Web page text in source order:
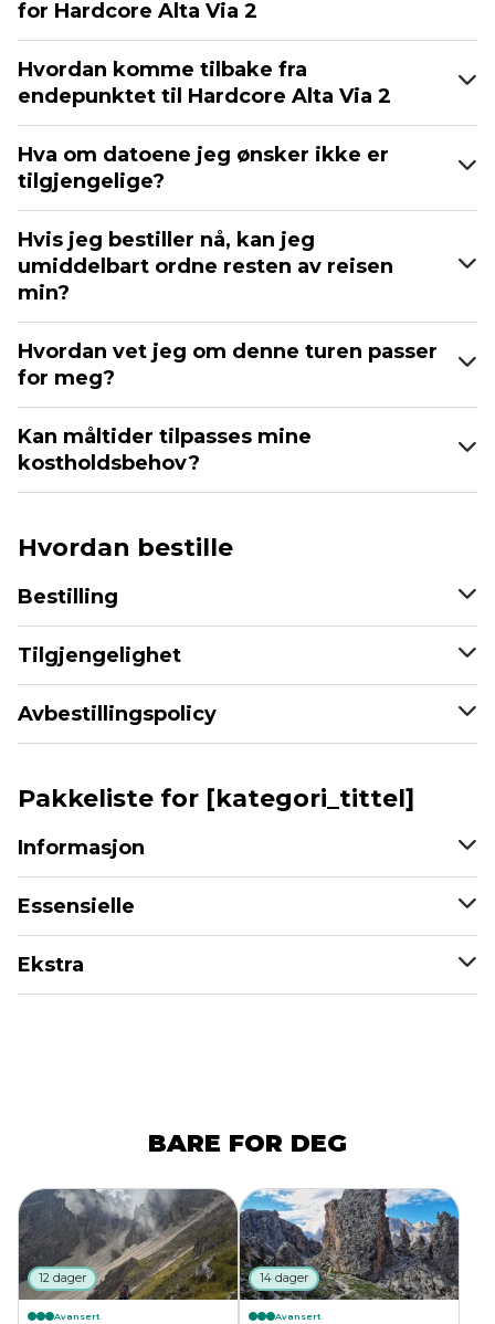
for Hardcore Alta Via 2
Hvordan komme tilbake fra
endepunktet til Hardcore Alta Via 2
Hva om datoene jeg ønsker ikke er
tilgjengelige?
Hvis jeg bestiller nå, kan jeg
umiddelbart ordne resten av reisen
min?
Hvordan vet jeg om denne turen passer
for meg?
Kan måltider tilpasses mine
kostholdsbehov?
Hvordan bestille
Bestilling
Tilgjengelighet
Avbestillingspolicy
Pakkeliste for [kategori_tittel]
Informasjon
Essensielle
Ekstra
BARE FOR DEG
12 dager
Avansert
14 dager
Avansert